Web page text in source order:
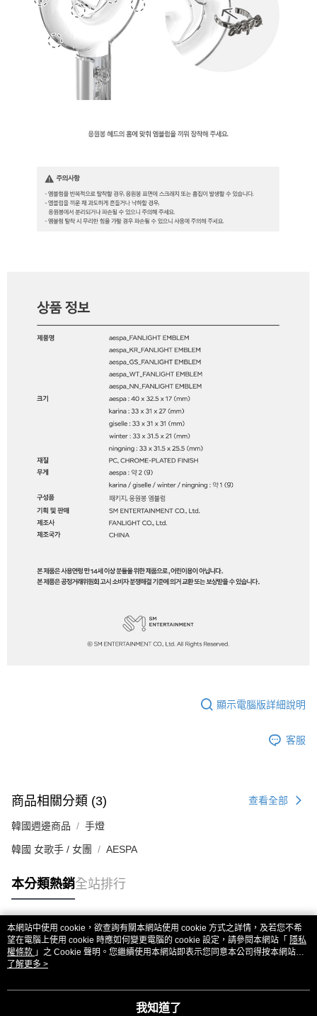
顯示電腦版詳細說明
客服
商品相關分類 (3) 查看全部
韓國週邊商品 手燈
韓國 女歌手 / 女團 AESPA
本分類熱銷全站排行
熱門標籤
本網站中使用 cookie，欲查詢有關本網站使用 cookie 方式之詳情，及若您不希
望在電腦上使用 cookie 時應如何變更電腦的 cookie 設定，請參閱本網站「 隱私
權條款 」之 Cookie 聲明。您繼續使用本網站即表示您同意本公司得按本網站使
用條款之 Cookie 聲明使用 cookie。
了解更多 >
我知道了